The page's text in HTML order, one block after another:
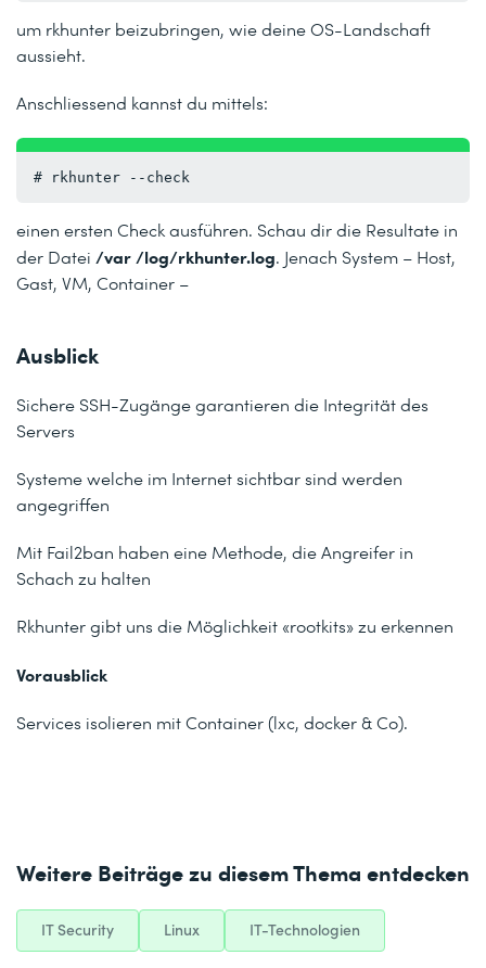
um rkhunter beizubringen, wie deine OS-Landschaft
aussieht.
Anschliessend kannst du mittels:
# rkhunter --check
einen ersten Check ausführen. Schau dir die Resultate in
der Datei /var /log/rkhunter.log. Jenach System – Host,
Gast, VM, Container –
Ausblick
Sichere SSH-Zugänge garantieren die Integrität des
Servers
Systeme welche im Internet sichtbar sind werden
angegriffen
Mit Fail2ban haben eine Methode, die Angreifer in
Schach zu halten
Rkhunter gibt uns die Möglichkeit «rootkits» zu erkennen
Vorausblick
Services isolieren mit Container (lxc, docker & Co).
Weitere Beiträge zu diesem Thema entdecken
IT Security Linux IT-Technologien